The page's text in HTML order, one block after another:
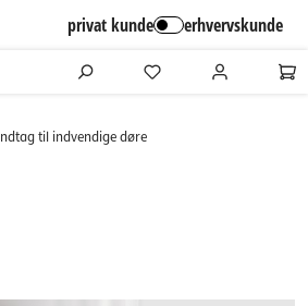
privat kunde erhvervskunde
til indvendige døre